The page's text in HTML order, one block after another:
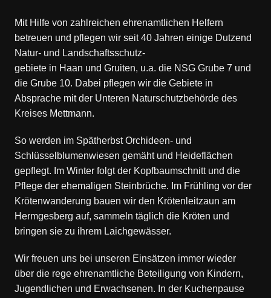
Mit Hilfe von zahlreichen ehrenamtlichen Helfern
betreuen und pflegen wir seit 40 Jahren einige Dutzend
Natur- und Landschaftsschutz-
gebiete in Haan und Gruiten, u.a. die NSG Grube 7 und
die Grube 10. Dabei pflegen wir die Gebiete in
Absprache mit der Unteren Naturschutzbehörde des
Kreises Mettmann.
So werden im Spätherbst Orchideen- und
Schlüsselblumenwiesen gemäht und Heideflächen
gepflegt. Im Winter folgt der Kopfbaumschnitt und die
Pflege der ehemaligen Steinbrüche. Im Frühling vor der
Krötenwanderung bauen wir den Krötenleitzaun am
Hermgesberg auf, sammeln täglich die Kröten und
bringen sie zu ihrem Laichgewässer.
Wir freuen uns bei unseren Einsätzen immer wieder
über die rege ehrenamtliche Beteiligung von Kindern,
Jugendlichen und Erwachsenen. In der Kuchenpause